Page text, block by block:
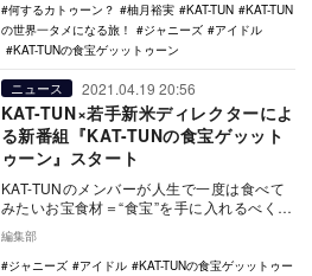
何するカトゥーン？
柚月裕実 KAT-TUN
KAT-TUN
の世界一タメになる旅！
ジャニーズ
アイドル
KAT-TUNの食宝ゲッットゥーン
ニュース 2021.04.19 20:56
KAT-TUN×若手新米ディレクターによ
る新番組『KAT-TUNの食宝ゲッット
ゥーン』スタート
KAT-TUNのメンバーが人生で一度は食べて
みたいお宝食材＝“食宝”を手に入れるべく奮
闘する新番組『KAT-TUNの食宝ゲッット…
編集部
ジャニーズ
アイドル
KAT-TUNの食宝ゲッットゥー